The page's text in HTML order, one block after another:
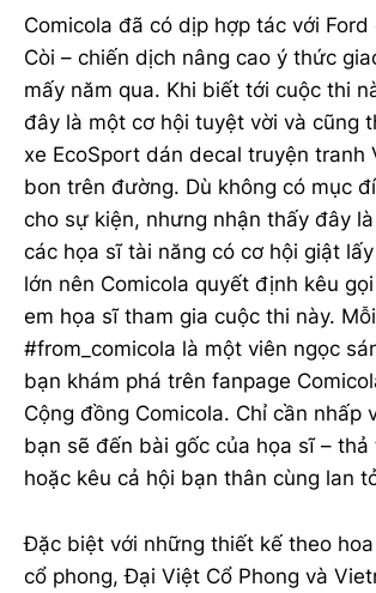
Comicola đã có dịp hợp tác với
Còi – chiến dịch nâng cao ý thức
mấy năm qua. Khi biết tới cuộc thi
đây là một cơ hội tuyệt vời và cũng
xe EcoSport dán decal truyện tranh
bon trên đường. Dù không có mục
cho sự kiện, nhưng nhận thấy đây
các họa sĩ tài năng có cơ hội giật
lớn nên Comicola quyết định kêu
em họa sĩ tham gia cuộc thi này.
#from_comicola là một viên ngọc
bạn khám phá trên fanpage
Cộng đồng Comicola. Chỉ cần nhấp
bạn sẽ đến bài gốc của họa sĩ – thả
hoặc kêu cả hội bạn thân cùng lan
Đặc biệt với những thiết kế theo
cổ phong, Đại Việt Cổ Phong và